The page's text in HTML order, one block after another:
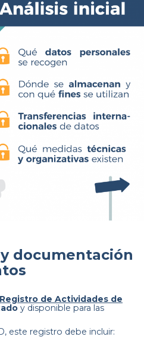
y documentación
Registro de Actividades de
y disponible para las
este registro debe incluir: